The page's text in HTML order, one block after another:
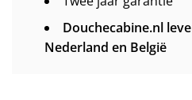
Douchecabine.nl
Nederland en België